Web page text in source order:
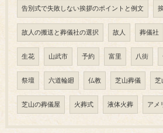
告別式で失敗しない挨拶のポイントと例文
故人の搬送と葬儀社の選択 故人 葬儀社
生花 山武市 予約 富里 八街
祭壇 六道輪廻 仏教 芝山葬儀 芝
芝山の葬儀屋 火葬式 液体火葬 アメ